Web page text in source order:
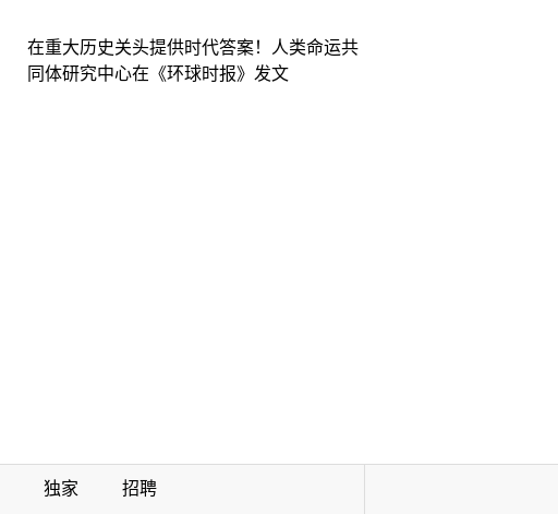
在重大历史关头提供时代答案！人类命运共
同体研究中心在《环球时报》发文
独家 招聘